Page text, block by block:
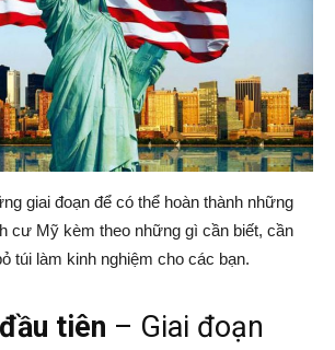
|
Member
of
Viking
giai đoạn để có thể hoàn thành những
cư Mỹ kèm theo những gì cần biết, cần
túi làm kinh nghiệm cho các bạn.
tiên – Giai đoạn